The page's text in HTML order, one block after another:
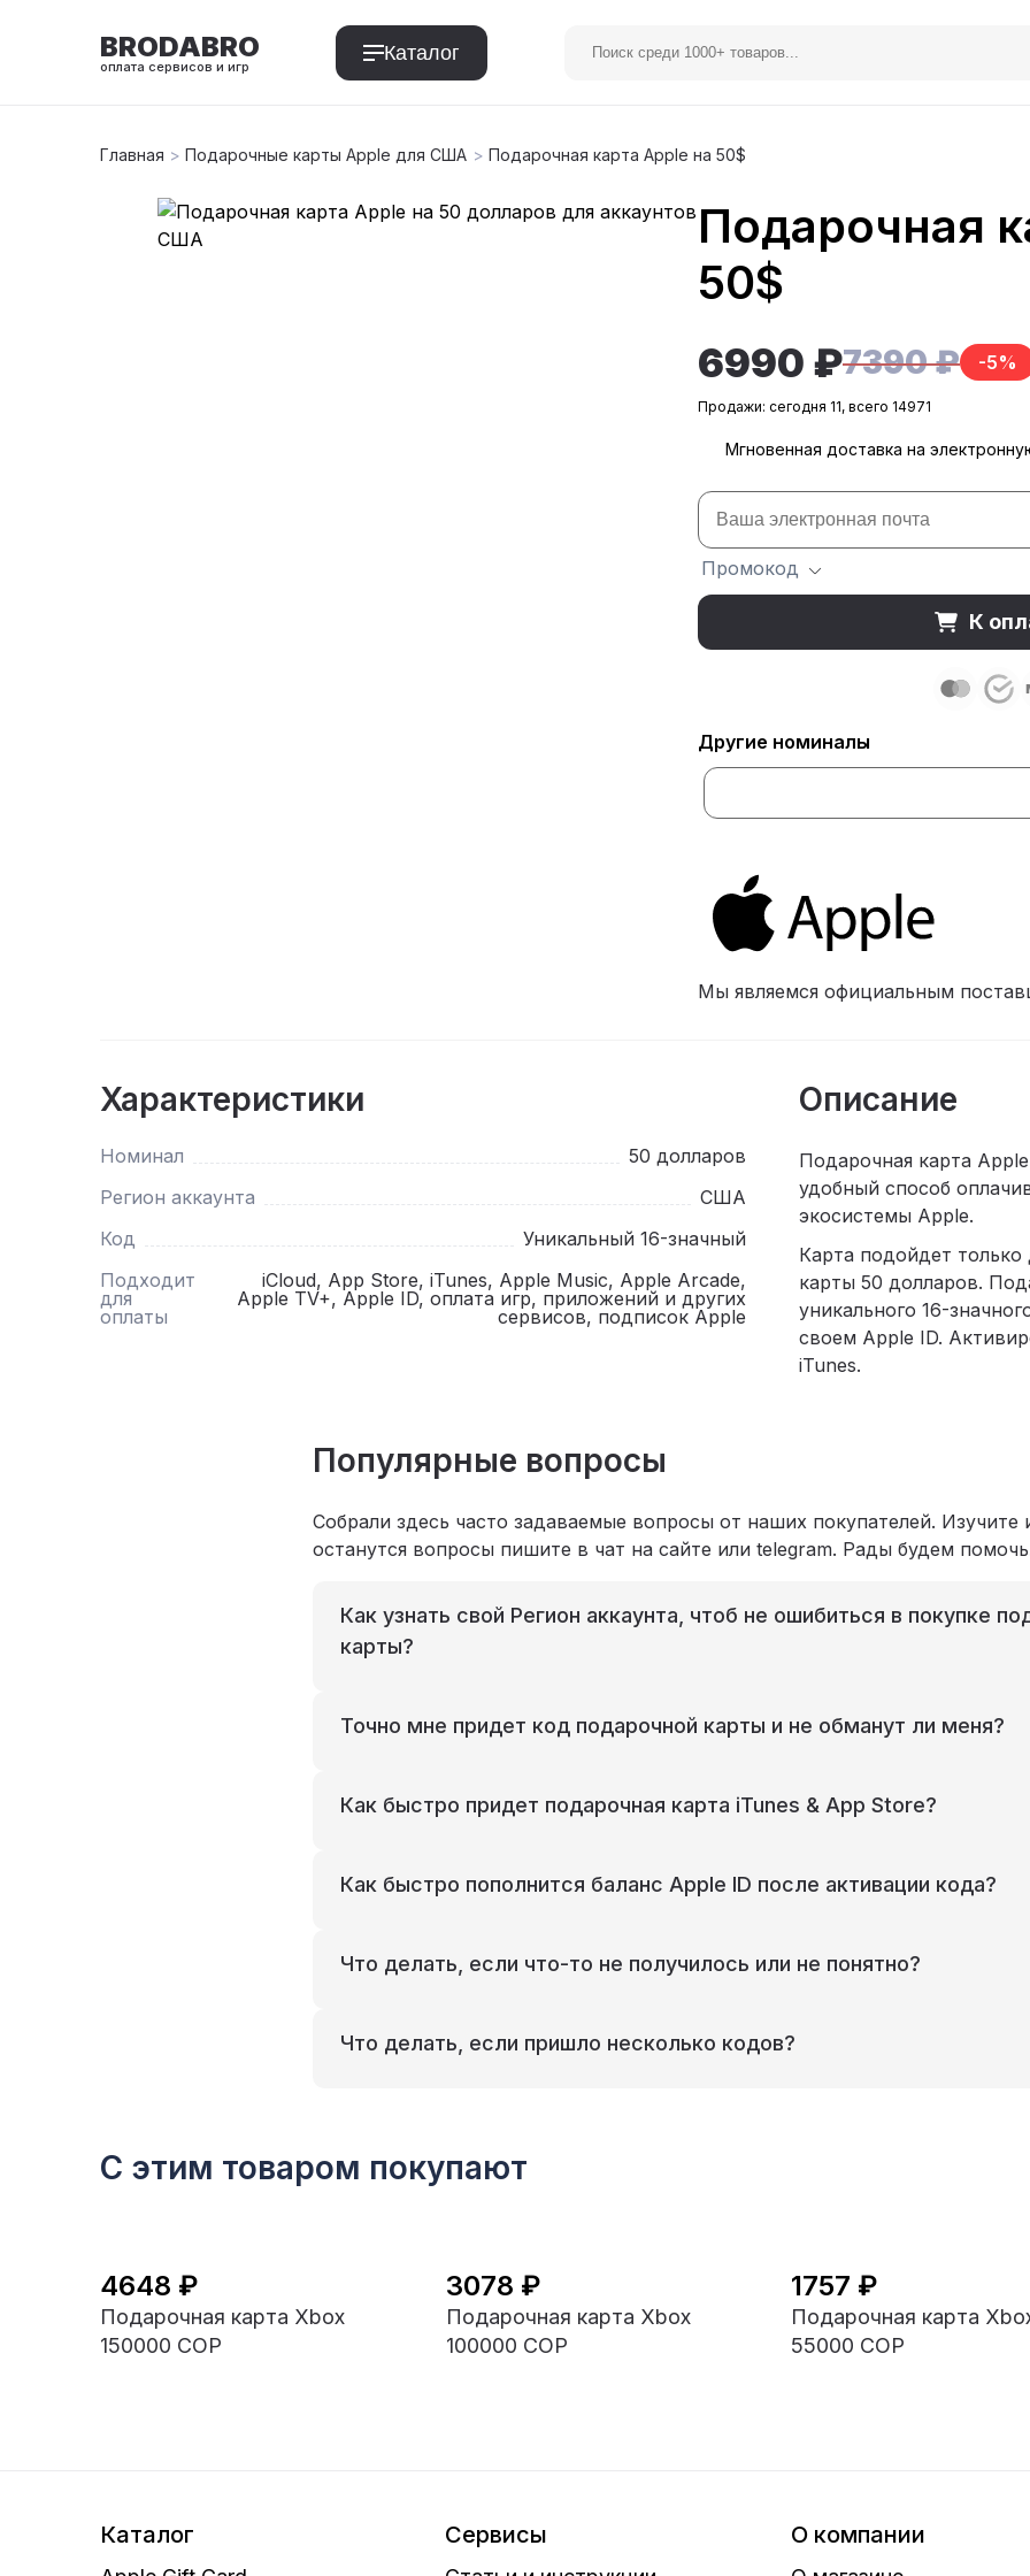
BRODABRO
оплата сервисов и игр
Каталог
Telegram Premium
Главная > Подарочные карты Apple для США > Подарочная карта Apple на 50$
Подарочная
50$
6990 ₽7390 ₽ -5%
Продажи: сегодня 11, всего 14971
Мгновенная доставка на
Промокод
К
Другие номиналы
Мы являемся официальным
Характеристики
Номинал
50 долларов
Регион аккаунта
США
Код
Уникальный 16-значный
Подходит
для
оплаты
iCloud, App Store, iTunes, Apple Music, Apple Arcade,
Apple TV+, Apple ID, оплата игр, приложений и других
сервисов, подписок Apple
Описание
Подарочная карта
удобный способ
экосистемы Apple.
Карта подойдет
карты 50 долларов.
уникального 16-
своем Apple ID.
iTunes.
Популярные вопросы
Собрали здесь часто задаваемые вопросы от наших покупателей. Изучите
останутся вопросы пишите в чат на сайте или telegram. Рады будем
Как узнать свой Регион аккаунта, чтоб не ошибиться в покупке
карты?
Точно мне придет код подарочной карты и не обманут ли меня?
Как быстро придет подарочная карта iTunes & App Store?
Как быстро пополнится баланс Apple ID после активации кода?
Что делать, если что-то не получилось или не понятно?
Что делать, если пришло несколько кодов?
С этим товаром покупают
4648 ₽
Подарочная карта Xbox
150000 COP
3078 ₽
Подарочная карта Xbox
100000 COP
1757 ₽
Подарочная карта
55000 COP
Каталог Сервисы О компании